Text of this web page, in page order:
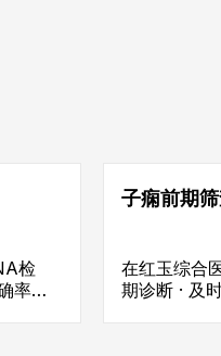
检
率高
子痫前期
在红玉综合
期诊断 · 及